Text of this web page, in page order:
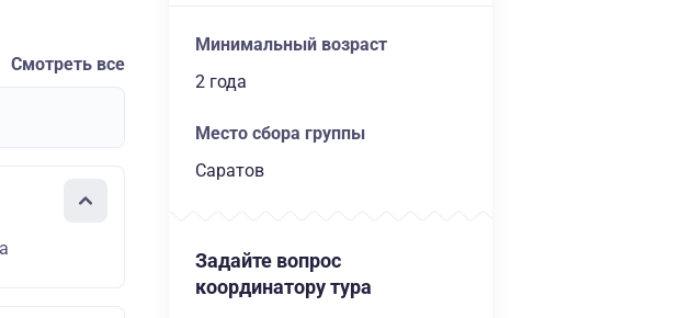
Смотреть все
Минимальный возраст
2 года
Место сбора группы
Саратов
Задайте вопрос
координатору тура